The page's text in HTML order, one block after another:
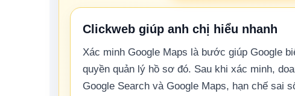
Clickweb giúp anh chị hiểu nhanh
Xác minh Google Maps là bước giúp Google
quyền quản lý hồ sơ đó. Sau khi xác minh,
Google Search và Google Maps, hạn chế sai